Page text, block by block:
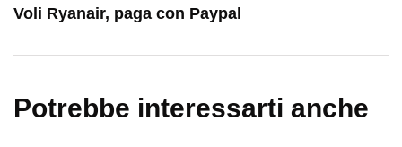
Voli Ryanair, paga con Paypal
Potrebbe interessarti anche